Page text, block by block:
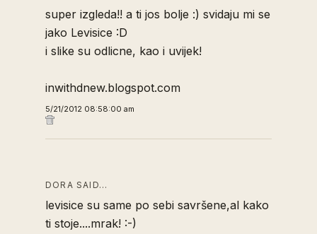
super izgleda!! a ti jos bolje :) svidaju mi se
jako Levisice :D
i slike su odlicne, kao i uvijek!
inwithdnew.blogspot.com
5/21/2012 08:58:00 am
DORA SAID…
levisice su same po sebi savršene,al kako
ti stoje....mrak! :-)